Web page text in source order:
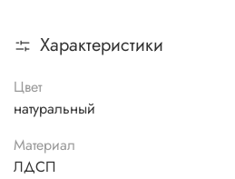
Характеристики
Цвет
натуральный
Материал
ЛДСП